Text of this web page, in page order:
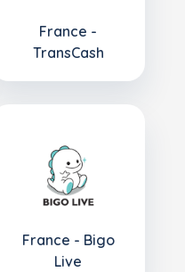
France -
TransCash
France - Bigo
Live